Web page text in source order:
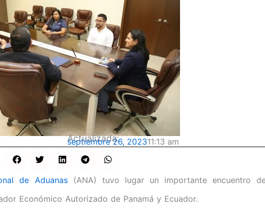
Actualizada:
septiembre 26, 202311:13 am
de Aduanas(ANA) tuvo lugar un importante encuentro
Económico Autorizado de Panamá y Ecuador.